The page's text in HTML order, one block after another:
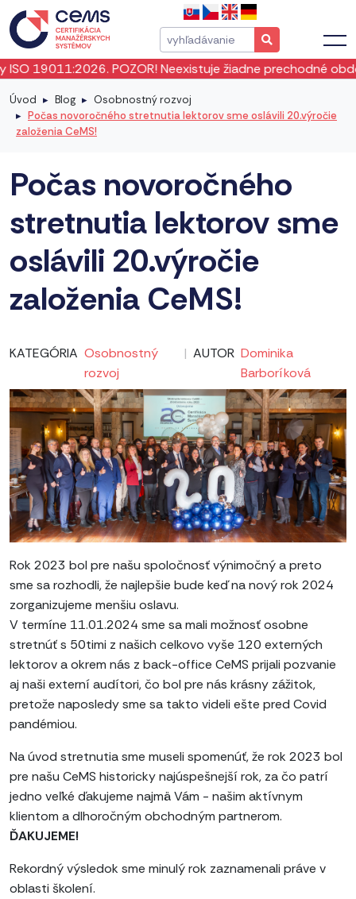
POZOR! Neexistuje žiadne prechodné
Úvod Blog
Osobnostný rozvoj
Počas novoročného stretnutia lektorov sme oslávili 20.výročie
založenia CeMS!
Počas novoročného
stretnutia lektorov sme
oslávili 20.výročie
založenia CeMS!
KATEGÓRIA Osobnostný
rozvoj
| AUTOR Dominika
Barboríková
Rok 2023 bol pre našu spoločnosť výnimočný a preto
sme sa rozhodli, že najlepšie bude keď na nový rok 2024
zorganizujeme menšiu oslavu.
V termíne 11.01.2024 sme sa mali možnosť osobne
stretnúť s 50timi z našich celkovo vyše 120 externých
lektorov a okrem nás z back-office CeMS prijali pozvanie
aj naši externí audítori, čo bol pre nás krásny zážitok,
pretože naposledy sme sa takto videli ešte pred Covid
pandémiou.
Na úvod stretnutia sme museli spomenúť, že rok 2023 bol
pre našu CeMS historicky najúspešnejší rok, za čo patrí
jedno veľké ďakujeme najmä Vám - našim aktívnym
klientom a dlhoročným obchodným partnerom.
ĎAKUJEME!
Rekordný výsledok sme minulý rok zaznamenali práve v
oblasti školení.